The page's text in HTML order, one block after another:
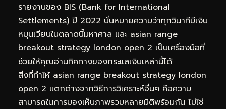
รายงานของ BIS (Bank for International
Settlements) ปี 2022 นั่นหมายความว่าทุกวินาทีมีเงิน
หมุนเวียนในตลาดนี้มหาศาล และ asian range
breakout strategy london open 2 เป็นเครื่องมือที่
ช่วยให้คุณอ่านทิศทางของกระแสเงินเหล่านี้ได้
สิ่งที่ทำให้ asian range breakout strategy london
open 2 แตกต่างจากวิธีการวิเคราะห์อื่นๆ คือความ
สามารถในการมองเห็นภาพรวมหลายมิติพร้อมกัน ไม่ใช่